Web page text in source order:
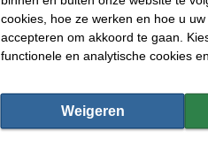
opvalt als deze
Het warm witte
Dit licht is rustiger
Bij normaal
Volledige
cookies, hoe ze werken en hoe u
accepteren om akkoord te gaan.
functionele en analytische cookies
Weigeren